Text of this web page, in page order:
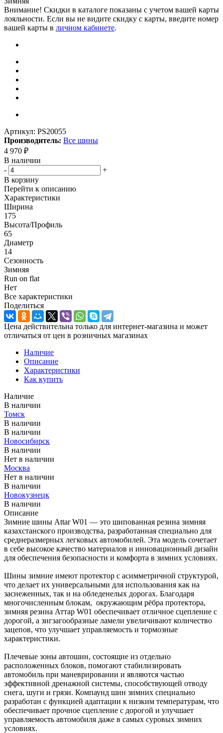
Внимание! Скидки в каталоге показаны с учетом вашей карты
лояльности. Если вы не видите скидку с карты, введите номер
вашей карты в личном кабинете.
Артикул: PS20055
Производитель: Все шины
4 970 ₽
В наличии
-
+
В корзину
Перейти к описанию
Характеристики
Ширина
175
Высота/Профиль
65
Диаметр
14
Сезонность
Зимняя
Run on flat
Нет
Все характеристики
Поделиться
Цена действительна только для интернет-магазина и может
отличаться от цен в розничных магазинах
Наличие
Описание
Характеристики
Как купить
Наличие
В наличии
Томск
В наличии
В наличии
Новосибирск
В наличии
Нет в наличии
Москва
Нет в наличии
В наличии
Новокузнецк
В наличии
Описание
Зимние шины Attar W01 — это шипованная резина зимняя
казахстанского производства, разработанная специально для
среднеразмерных легковых автомобилей. Эта модель сочетает
в себе высокое качество материалов и инновационный дизайн
для обеспечения безопасности и комфорта в зимних условиях.
Шины зимние имеют протектор с асимметричной структурой,
что делает их универсальными для использования как на
заснеженных, так и на обледенелых дорогах. Благодаря
многочисленным блокам, окружающим рёбра протектора,
зимняя резина Аттар W01 обеспечивает отличное сцепление с
дорогой, а зигзагообразные ламели увеличивают количество
зацепов, что улучшает управляемость и тормозные
характеристики.
Плечевые зоны автошин, состоящие из отдельно
расположенных блоков, помогают стабилизировать
автомобиль при маневрировании и являются частью
эффективной дренажной системы, способствующей отводу
снега, шуги и грязи. Компаунд шин зимних специально
разработан с функцией адаптации к низким температурам, что
обеспечивает прочное сцепление с дорогой и улучшает
управляемость автомобиля даже в самых суровых зимних
условиях.